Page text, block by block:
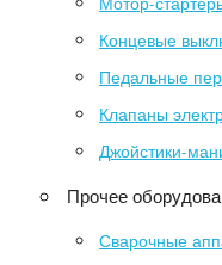
Концевые
Педальные
Клапаны
Джойстики-
Прочее
Сварочные